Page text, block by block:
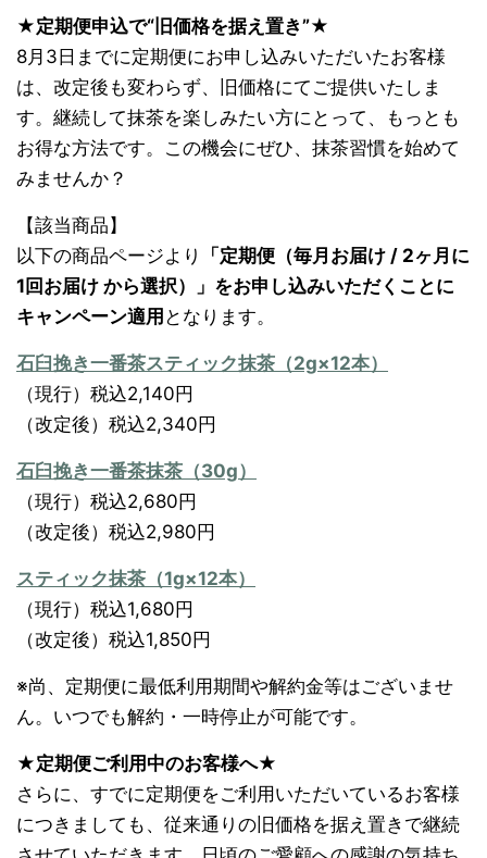
★定期便申込で“旧価格を据え置き”★
8月3日までに定期便にお申し込みいただいたお客様
は、改定後も変わらず、旧価格にてご提供いたしま
す。継続して抹茶を楽しみたい方にとって、もっとも
お得な方法です。この機会にぜひ、抹茶習慣を始めて
みませんか？
【該当商品】
以下の商品ページより
「定期便（毎月お届け / 2ヶ月に
1回お届け から選択）」をお申し込みいただくことに
キャンペーン適用 となります。
石臼挽き一番茶スティック抹茶（2g×12本）
（現行）税込2,140円
（改定後）税込2,340円
石臼挽き一番茶抹茶（30g）
（現行）税込2,680円
（改定後）税込2,980円
スティック抹茶（1g×12本）
（現行）税込1,680円
（改定後）税込1,850円
※尚、定期便に最低利用期間や解約金等はございませ
ん。いつでも解約・一時停止が可能です。
★定期便ご利用中のお客様へ★
さらに、すでに定期便をご利用いただいているお客様
につきましても、従来通りの旧価格を据え置きで継続